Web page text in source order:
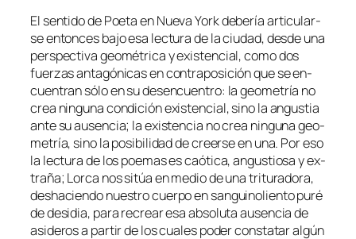
El sen­ti­do dePoeta en Nueva Yorkde­be­ría ar­ti­cu­lar­
se en­ton­ces ba­jo esa lec­tu­ra de la ciu­dad, des­de una
pers­pec­ti­va geo­mé­tri­ca y exis­ten­cial, co­mo dos
fuer­zas an­ta­gó­ni­cas en con­tra­po­si­ción que se en­
cuen­tran só­lo en su des­en­cuen­tro: la geo­me­tría no
crea nin­gu­na con­di­ción exis­ten­cial, sino la an­gus­tia
an­te su au­sen­cia; la exis­ten­cia no crea nin­gu­na geo­
me­tría, sino la po­si­bi­li­dad de creer­se en una. Por eso
la lec­tu­ra de los poe­mas es caó­ti­ca, an­gus­tio­sa y ex­
tra­ña; Lorca nos si­túa en me­dio de una tri­tu­ra­do­ra,
des­ha­cien­do nues­tro cuer­po en san­gui­no­lien­to pu­ré
de de­sidia, pa­ra re­crear esa ab­so­lu­ta au­sen­cia de
asi­de­ros a par­tir de los cua­les po­der cons­ta­tar al­gún